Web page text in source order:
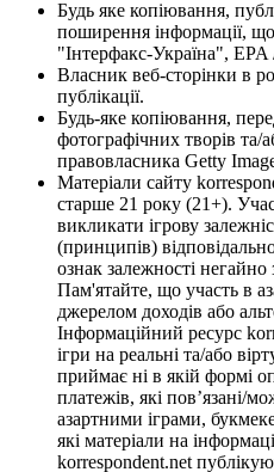
Будь яке копіювання,
поширення інформації,
"Інтерфакс-Україна",
Власник веб-сторінки в
публікації.
Будь-яке копіювання,
фотографічних творів та/
правовласника Getty
Матеріали сайту
старше 21 року (21+).
викликати ігрову
(принципів)
ознак залежності негайно
Пам'ятайте, що участь в
джерелом доходів або
Інформаційний ресурс
ігри на реальні та/або
приймає ні в якій формі
платежів, які пов’язані/
азартними іграми,
які матеріали на
korrespondent.net